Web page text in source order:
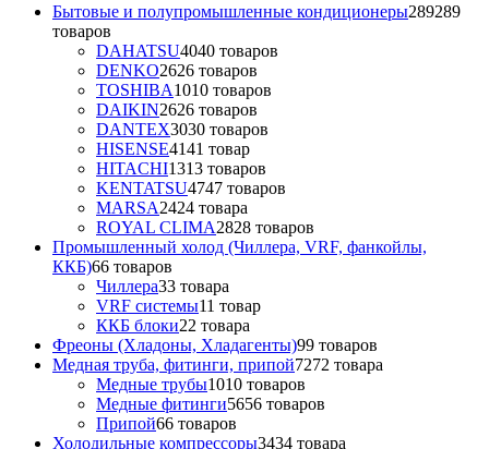
Бытовые и полупромышленные кондиционеры289289
товаров
DAHATSU4040 товаров
DENKO2626 товаров
TOSHIBA1010 товаров
DAIKIN2626 товаров
DANTEX3030 товаров
HISENSE4141 товар
HITACHI1313 товаров
KENTATSU4747 товаров
MARSA2424 товара
ROYAL CLIMA2828 товаров
Промышленный холод (Чиллера, VRF, фанкойлы,
ККБ)66 товаров
Чиллера33 товара
VRF системы11 товар
ККБ блоки22 товара
Фреоны (Хладоны, Хладагенты)99 товаров
Медная труба, фитинги, припой7272 товара
Медные трубы1010 товаров
Медные фитинги5656 товаров
Припой66 товаров
Холодильные компрессоры3434 товара